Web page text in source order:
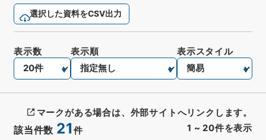
選択した資料をCSV出力
該当件数 21 件 1 ~ 20件を表示
表示数 表示順 表示スタイル
マークがある場合は、外部サイトへリンクします。